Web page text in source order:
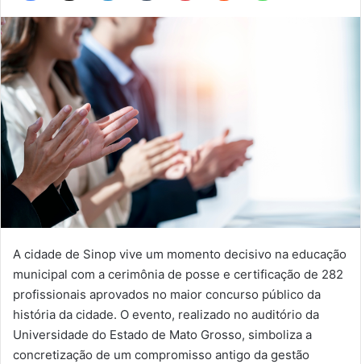
A cidade de Sinop vive um momento decisivo na educação
municipal com a cerimônia de posse e certificação de 282
profissionais aprovados no maior concurso público da
história da cidade. O evento, realizado no auditório da
Universidade do Estado de Mato Grosso, simboliza a
concretização de um compromisso antigo da gestão